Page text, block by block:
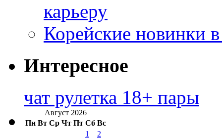
карьеру
Корейские новинки
Интересное
чат рулетка 18+ пары
Август 2026
Пн Вт Ср Чт Пт Сб Вс
1
2